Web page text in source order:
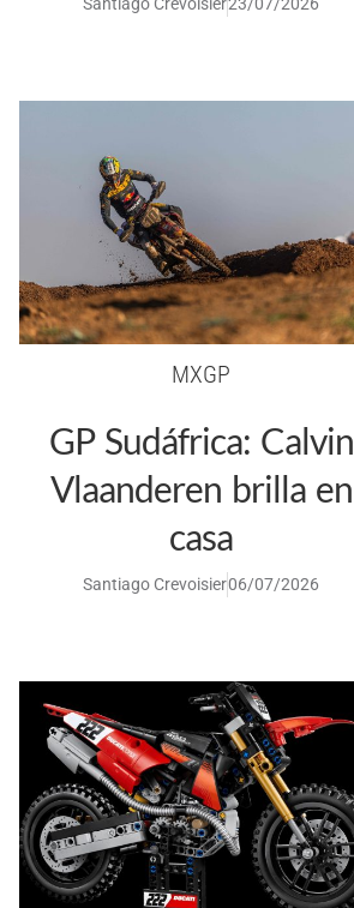
MXGP
GP Sudáfrica: Calvin
Vlaanderen brilla en
casa
Santiago Crevoisier06/07/2026